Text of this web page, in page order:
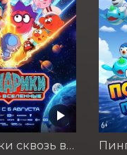
Смешарики сквозь вселенные